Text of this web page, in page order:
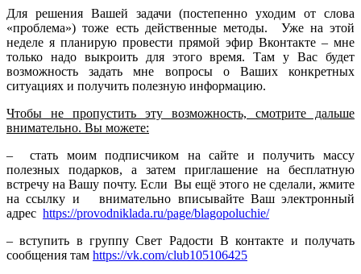
Для решения Вашей задачи (постепенно уходим от слова
«проблема») тоже есть действенные методы. Уже на этой
неделе я планирую провести прямой эфир Вконтакте – мне
только надо выкроить для этого время. Там у Вас будет
возможность задать мне вопросы о Ваших конкретных
ситуациях и получить полезную информацию.
Чтобы не пропустить эту возможность, смотрите дальше
внимательно. Вы можете:
– стать моим подписчиком на сайте и получить массу
полезных подарков, а затем приглашение на бесплатную
встречу на Вашу почту. Если Вы ещё этого не сделали, жмите
на ссылку и внимательно вписывайте Ваш электронный
адрес https://provodniklada.ru/page/blagopoluchie/
– вступить в группу Свет Радости В контакте и получать
сообщения там https://vk.com/club105106425